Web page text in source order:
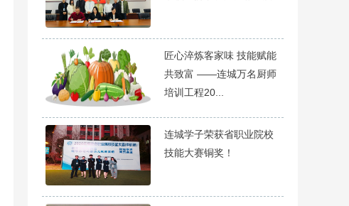
匠心淬炼客家味 技能赋能
共致富 ——连城万名厨师
培训工程20...
连城学子荣获省职业院校
技能大赛铜奖！